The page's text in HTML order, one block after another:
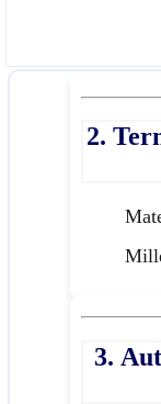
2.
3.